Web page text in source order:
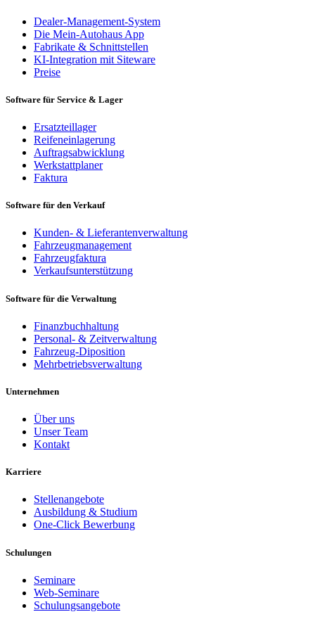
Dealer-Management-System
Die Mein-Autohaus App
Fabrikate & Schnittstellen
KI-Integration mit Siteware
Preise
Software für Service & Lager
Ersatzteillager
Reifeneinlagerung
Auftragsabwicklung
Werkstattplaner
Faktura
Software für den Verkauf
Kunden- & Lieferantenverwaltung
Fahrzeugmanagement
Fahrzeugfaktura
Verkaufsunterstützung
Software für die Verwaltung
Finanzbuchhaltung
Personal- & Zeitverwaltung
Fahrzeug-Diposition
Mehrbetriebsverwaltung
Unternehmen
Über uns
Unser Team
Kontakt
Karriere
Stellenangebote
Ausbildung & Studium
One-Click Bewerbung
Schulungen
Seminare
Web-Seminare
Schulungsangebote